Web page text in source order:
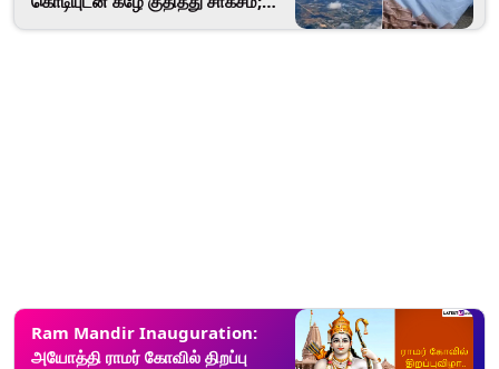
Ram Mandir Inauguration:
அயோத்தி ராமர் கோவில் திறப்பு